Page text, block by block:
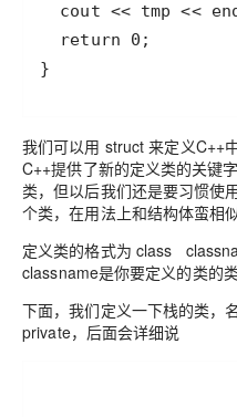
}
我们可以用 struct 来定义C++
C++提供了新的定义类的关键
类，但以后我们还是要习惯使
个类，在用法上和结构体蛮相
定义类的格式为 class
classname是你要定义的类的
下面，我们定义一下栈的类，
private，后面会详细说